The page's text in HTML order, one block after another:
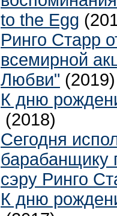
to the Egg
Ринго Старр
всемирной
Любви" (2019)
К дню
(2018)
Сегодня
барабанщику
сэру Ринго
К дню